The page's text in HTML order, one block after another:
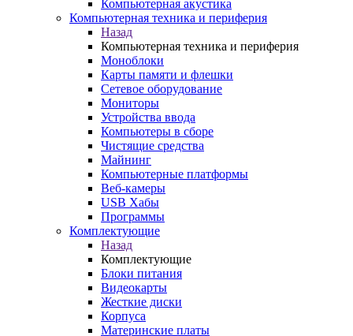
Компьютерная акустика
Компьютерная техника и периферия
Назад
Компьютерная техника и периферия
Моноблоки
Карты памяти и флешки
Сетевое оборудование
Мониторы
Устройства ввода
Компьютеры в сборе
Чистящие средства
Майнинг
Компьютерные платформы
Веб-камеры
USB Хабы
Программы
Комплектующие
Назад
Комплектующие
Блоки питания
Видеокарты
Жесткие диски
Корпуса
Материнские платы